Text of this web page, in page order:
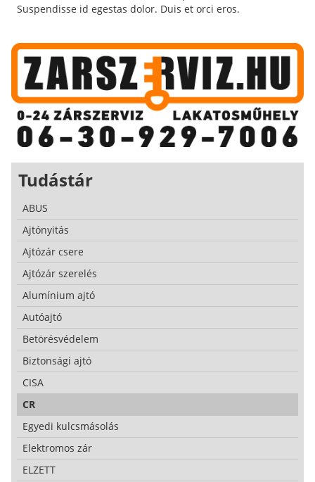
Suspendisse id egestas dolor. Duis et orci eros.
Tudástár
ABUS
Ajtónyitás
Ajtózár csere
Ajtózár szerelés
Alumínium ajtó
Autóajtó
Betörésvédelem
Biztonsági ajtó
CISA
CR
Egyedi kulcsmásolás
Elektromos zár
ELZETT